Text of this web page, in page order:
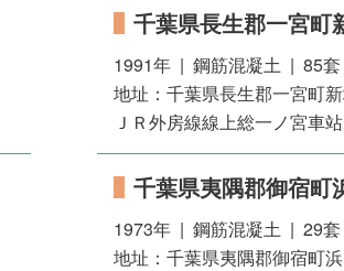
千葉県長生郡一宮町
1991年 | 鋼筋混凝土 | 85套
地址：千葉県長生郡一宮町
ＪＲ外房線線上総一ノ宮車
千葉県夷隅郡御宿町
1973年 | 鋼筋混凝土 | 29套
地址：千葉県夷隅郡御宿町浜